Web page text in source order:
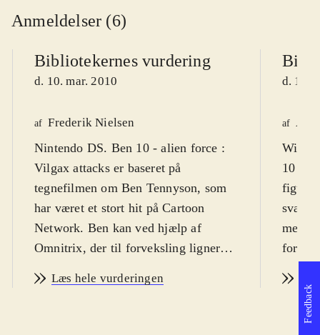
Anmeldelser (6)
Bibliotekernes vurdering
d. 10. mar. 2010
af Frederik Nielsen
Nintendo DS. Ben 10 - alien force :
Vilgax attacks er baseret på
tegnefilmen om Ben Tennyson, som
har været et stort hit på Cartoon
Network. Ben kan ved hjælp af
Omnitrix, der til forveksling ligner et
ydre rum, forvandle sig til 10
Læs hele vurderingen
d. 18.
af
Wii,
10
for
og
Feedback